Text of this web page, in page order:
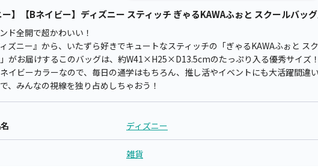
ー】【Bネイビー】ディズニー スティッチ ぎゃるKAWAふぉと スクールバッ
ド全開で超かわいい！
ズニー』から、いたずら好きでキュートなスティッチの「ぎゃるKAWAふぉと ス
」がお届けするこのバッグは、約W41×H25×D13.5cmのたっぷり入る優秀サイズ！
イビーカラーなので、毎日の通学はもちろん、推し活やイベントにも大活躍間違
、みんなの視線を独り占めしちゃおう！
ディズニー
雑貨